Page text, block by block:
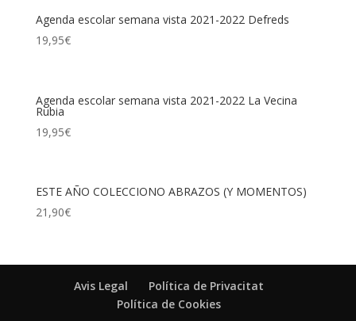
Agenda escolar semana vista 2021-2022 Defreds
19,95€
Agenda escolar semana vista 2021-2022 La Vecina
Rubia
19,95€
ESTE AÑO COLECCIONO ABRAZOS (Y MOMENTOS)
21,90€
Avis Legal
Política de Privacitat
Política de Cookies